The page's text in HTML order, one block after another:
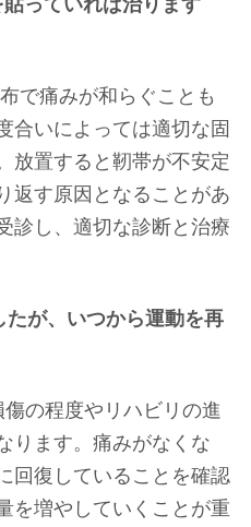
で痛みが和らぐことも
合いによっては適切な固
放置すると靭帯が不安定
返す原因となることがあ
診し、適切な診断と治療
が、いつから運動を再
の程度やリハビリの進
ります。痛みがなくな
回復していることを確認
を増やしていくことが重